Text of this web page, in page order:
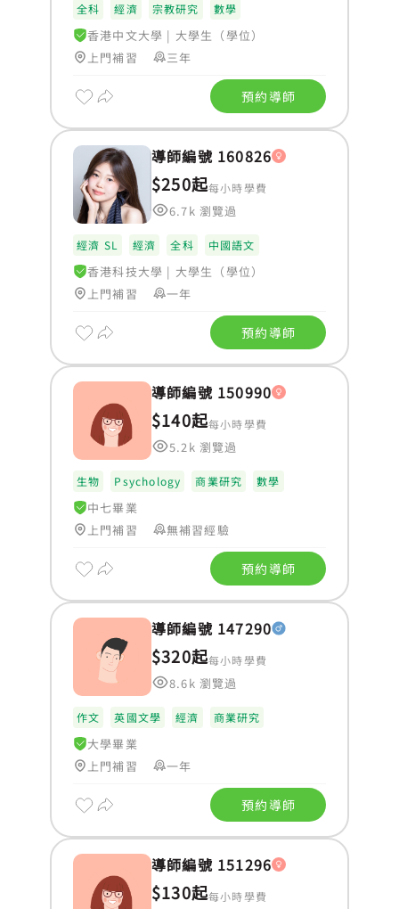
全科 經濟 宗教研究 數學
香港中文大學 | 大學生（學位）
上門補習
三年
預約導師
導師編號 160826
$250起每小時學費
6.7k 瀏覽過
經濟 SL 經濟 全科 中國語文
香港科技大學 | 大學生（學位）
上門補習
一年
預約導師
導師編號 150990
$140起每小時學費
5.2k 瀏覽過
生物 Psychology 商業研究 數學
中七畢業
上門補習
無補習經驗
預約導師
導師編號 147290
$320起每小時學費
8.6k 瀏覽過
作文 英國文學 經濟 商業研究
大學畢業
上門補習
一年
預約導師
導師編號 151296
$130起每小時學費